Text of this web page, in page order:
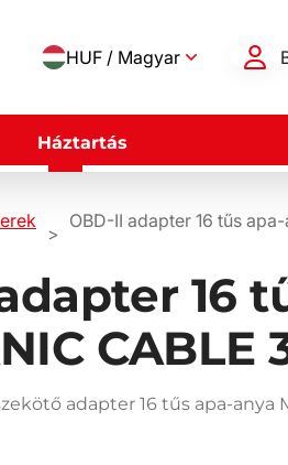
HUF / Magyar
Háztartás
OBD-II adapter 16 tűs
16
CABLE
adapter 16 tűs apa-anya